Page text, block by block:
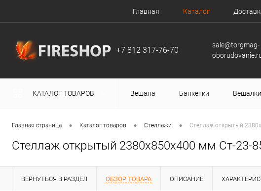
Главная Каталог
+7 812 317-76-70
sale@torgmag-
КАТАЛОГ ТОВАРОВ Вешала Банкетки Вешалки
Главная страница • Каталог товаров • Стеллажи • Стеллаж открытый
Стеллаж открытый 2380х850х400 мм Ст-23-
ВЕРНУТЬСЯ В РАЗДЕЛ ОБЗОР ТОВАРА ОПИСАНИЕ